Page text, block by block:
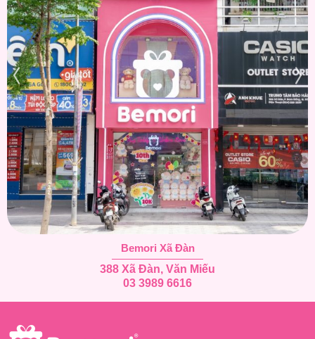
Bemori Xã Đàn
388 Xã Đàn, Văn Miếu
03 3989 6616